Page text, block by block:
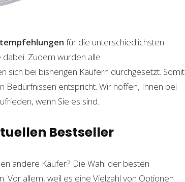
für die unterschiedlichsten
dabei. Zudem wurden alle
sich bei bisherigen Käufern durchgesetzt. Somit
Bedürfnissen entspricht. Wir hoffen, Ihnen bei
wenn Sie es sind.
Bestseller
andere Käufer? Die Wahl der besten
Vor allem, weil es eine Vielzahl von Optionen